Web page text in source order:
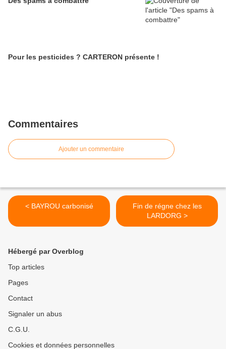
Pour les pesticides ? CARTERON présente !
Commentaires
Ajouter un commentaire
< BAYROU carbonisé
Fin de régne chez les
LARDORG >
Hébergé par Overblog
Top articles
Pages
Contact
Signaler un abus
C.G.U.
Cookies et données personnelles